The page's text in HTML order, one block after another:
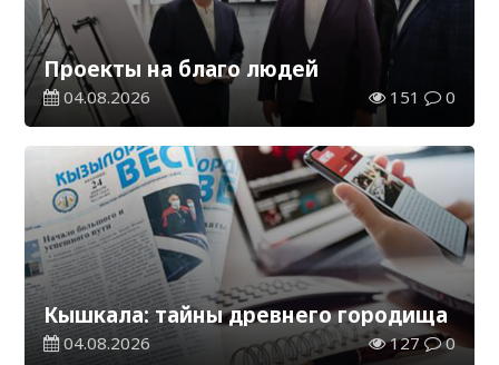
Проекты на благо людей
04.08.2026 151 0
Кышкала: тайны древнего городища
04.08.2026 127 0